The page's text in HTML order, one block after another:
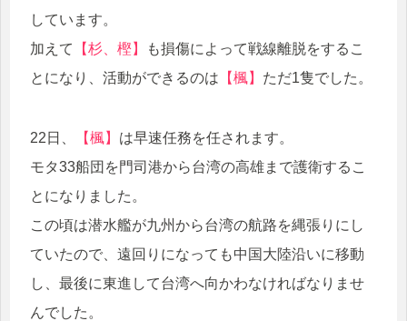
しています。
加えて
【杉、樫】
も損傷によって戦線離脱をするこ
とになり、活動ができるのは 【楓】 ただ1隻でした。
22日、 【楓】 は早速任務を任されます。
モタ33船団を門司港から台湾の高雄まで護衛するこ
とになりました。
この頃は潜水艦が九州から台湾の航路を縄張りにし
ていたので、遠回りになっても中国大陸沿いに移動
し、最後に東進して台湾へ向かわなければなりませ
んでした。